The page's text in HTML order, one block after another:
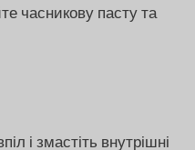
часникову пасту та
і змастіть внутрішні